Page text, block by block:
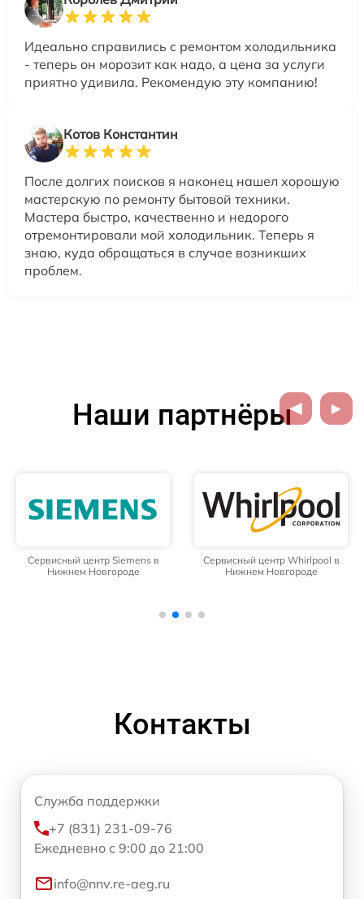
Идеально справились с ремонтом холодильника
- теперь он морозит как надо, а цена за услуги
приятно удивила. Рекомендую эту компанию!
Котов Константин
После долгих поисков я наконец нашел хорошую
мастерскую по ремонту бытовой техники.
Мастера быстро, качественно и недорого
отремонтировали мой холодильник. Теперь я
знаю, куда обращаться в случае возникших
проблем.
Наши партнёры
Сервисный центр Siemens в
Нижнем Новгороде
Сервисный центр Whirlpool в
Нижнем Новгороде
Контакты
Служба поддержки
+7 (831) 231-09-76
Ежедневно с 9:00 до 21:00
info@nnv.re-aeg.ru